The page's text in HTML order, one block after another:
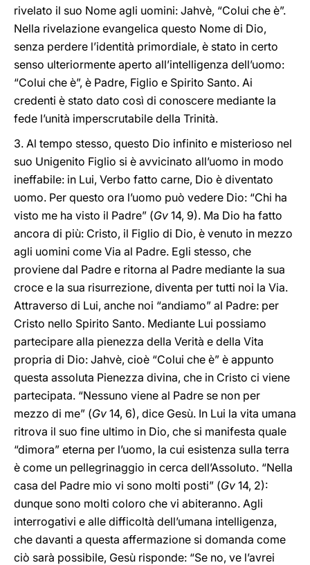
rivelato il suo Nome agli uomini: Jahvè, “Colui che è”.
Nella rivelazione evangelica questo Nome di Dio,
senza perdere l’identità primordiale, è stato in certo
senso ulteriormente aperto all’intelligenza dell’uomo:
“Colui che è”, è Padre, Figlio e Spirito Santo. Ai
credenti è stato dato così di conoscere mediante la
fede l’unità imperscrutabile della Trinità.
3. Al tempo stesso, questo Dio infinito e misterioso nel
suo Unigenito Figlio si è avvicinato all’uomo in modo
ineffabile: in Lui, Verbo fatto carne, Dio è diventato
uomo. Per questo ora l’uomo può vedere Dio: “Chi ha
visto me ha visto il Padre” (Gv 14, 9). Ma Dio ha fatto
ancora di più: Cristo, il Figlio di Dio, è venuto in mezzo
agli uomini come Via al Padre. Egli stesso, che
proviene dal Padre e ritorna al Padre mediante la sua
croce e la sua risurrezione, diventa per tutti noi la Via.
Attraverso di Lui, anche noi “andiamo” al Padre: per
Cristo nello Spirito Santo. Mediante Lui possiamo
partecipare alla pienezza della Verità e della Vita
propria di Dio: Jahvè, cioè “Colui che è” è appunto
questa assoluta Pienezza divina, che in Cristo ci viene
partecipata. “Nessuno viene al Padre se non per
mezzo di me” (Gv 14, 6), dice Gesù. In Lui la vita umana
ritrova il suo fine ultimo in Dio, che si manifesta quale
“dimora” eterna per l’uomo, la cui esistenza sulla terra
è come un pellegrinaggio in cerca dell’Assoluto. “Nella
casa del Padre mio vi sono molti posti” (Gv 14, 2):
dunque sono molti coloro che vi abiteranno. Agli
interrogativi e alle difficoltà dell’umana intelligenza,
che davanti a questa affermazione si domanda come
ciò sarà possibile, Gesù risponde: “Se no, ve l’avrei